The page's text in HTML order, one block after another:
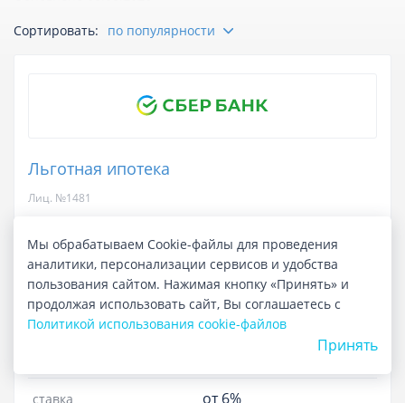
Личный кабинет
Сортировать: по популярности
Льготная ипотека
Лиц. №1481
сумма кредита до 100 000 000 ₽
до 30 лет
срок рассмотрения до 3 дней
ставка от 6%
Мы обрабатываем Cookie-файлы для проведения
аналитики, персонализации сервисов и удобства
пользования сайтом. Нажимая кнопку «Принять» и
продолжая использовать сайт, Вы соглашаетесь с
Политикой использования cookie-файлов
Принять